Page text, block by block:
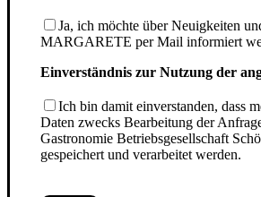
Ja, ich möchte über Neuigkeiten
MARGARETE per Mail informiert
Einverständnis zur Nutzung der
Ich bin damit einverstanden, dass
Daten zwecks Bearbeitung der
Gastronomie Betriebsgesellschaft
gespeichert und verarbeitet werden.